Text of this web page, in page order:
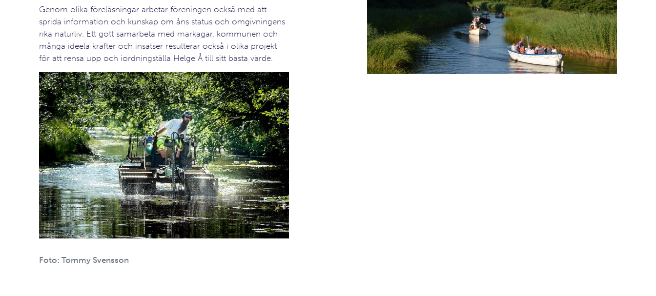
Genom olika föreläsningar arbetar föreningen också med att
sprida information och kunskap om åns status och omgivningens
rika naturliv. Ett gott samarbeta med markägar, kommunen och
många ideela krafter och insatser resulterar också i olika projekt
för att rensa upp och iordningställa Helge Å till sitt bästa värde.
Foto: Tommy Svensson